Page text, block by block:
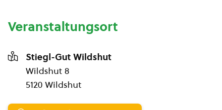
Veranstaltungsort
Stiegl-Gut Wildshut
Wildshut 8
5120 Wildshut